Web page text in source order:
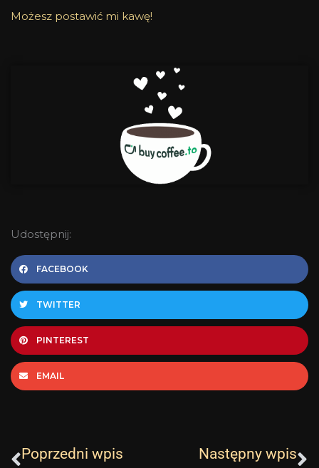
Możesz postawić mi kawę!
Udostępnij:
FACEBOOK
TWITTER
PINTEREST
EMAIL
Poprzedni wpis Następny wpis